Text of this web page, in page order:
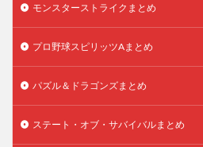
モンスターストライクまとめ
プロ野球スピリッツAまとめ
パズル＆ドラゴンズまとめ
ステート・オブ・サバイバルまとめ